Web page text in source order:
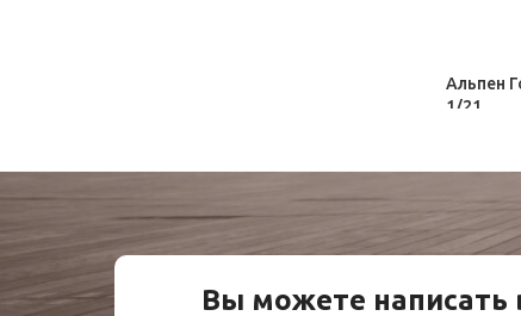
Альпен
1/21
Вы можете написать